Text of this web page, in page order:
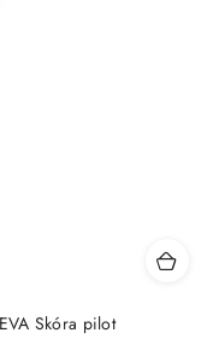
Skóra pilot